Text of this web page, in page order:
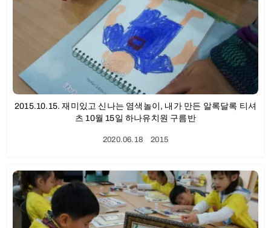
2015.10.15. 재미있고 신나는 염색놀이, 내가 만든 알록달록 티셔
츠 10월 15일 하나유치원 구름반
2020.06.18ㆍ2015